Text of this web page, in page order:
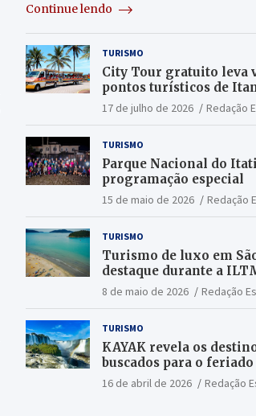
Continue lendo
TURISMO
City Tour gratuito leva
pontos turísticos de
17 de julho de 2026 Redação
TURISMO
Parque Nacional do
programação especial
15 de maio de 2026 Redação
TURISMO
Turismo de luxo em
destaque durante a
America 2026
8 de maio de 2026 Redação
TURISMO
KAYAK revela os
buscados para o
16 de abril de 2026 Redação